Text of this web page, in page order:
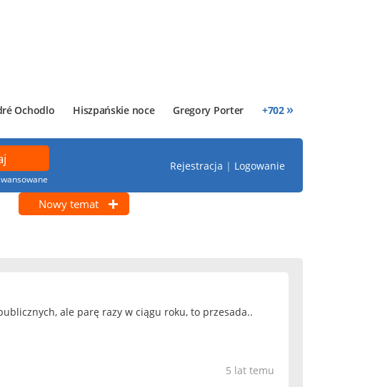
Ochodlo Hiszpańskie noce Gregory Porter +702 »
Rejestracja | Logowanie
Nowy temat
ale parę razy w ciągu roku, to przesada..
5 lat temu